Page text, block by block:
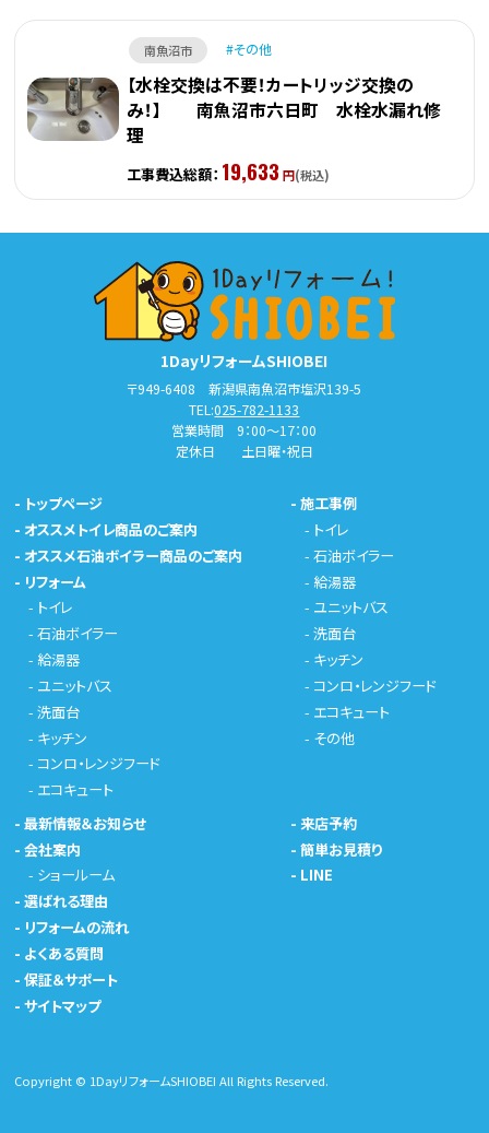
南魚沼市 その他
【水栓交換は不要！カートリッジ交換の
み！】 南魚沼市六日町 水栓水漏れ修
理
工事費込総額： 19,633 円(税込)
1DayリフォームSHIOBEI
〒949-6408 新潟県南魚沼市塩沢139-5
TEL:025-782-1133
営業時間 9：00～17：00
定休日 土日曜・祝日
- トップページ
- オススメトイレ商品のご案内
- オススメ石油ボイラー商品のご案内
- リフォーム
- トイレ
-石油ボイラー
- 給湯器
- ユニットバス
-洗面台
- キッチン
- コンロ・レンジフード
- エコキュート
-施工事例
- トイレ
-石油ボイラー
- 給湯器
- ユニットバス
-洗面台
- キッチン
- コンロ・レンジフード
- エコキュート
- その他
-最新情報＆お知らせ
-会社案内
- ショールーム
-選ばれる理由
- リフォームの流れ
- よくある質問
-保証＆サポート
-サイトマップ
- 来店予約
-簡単お見積り
- LINE
Copyright © 1DayリフォームSHIOBEI All Rights Reserved.